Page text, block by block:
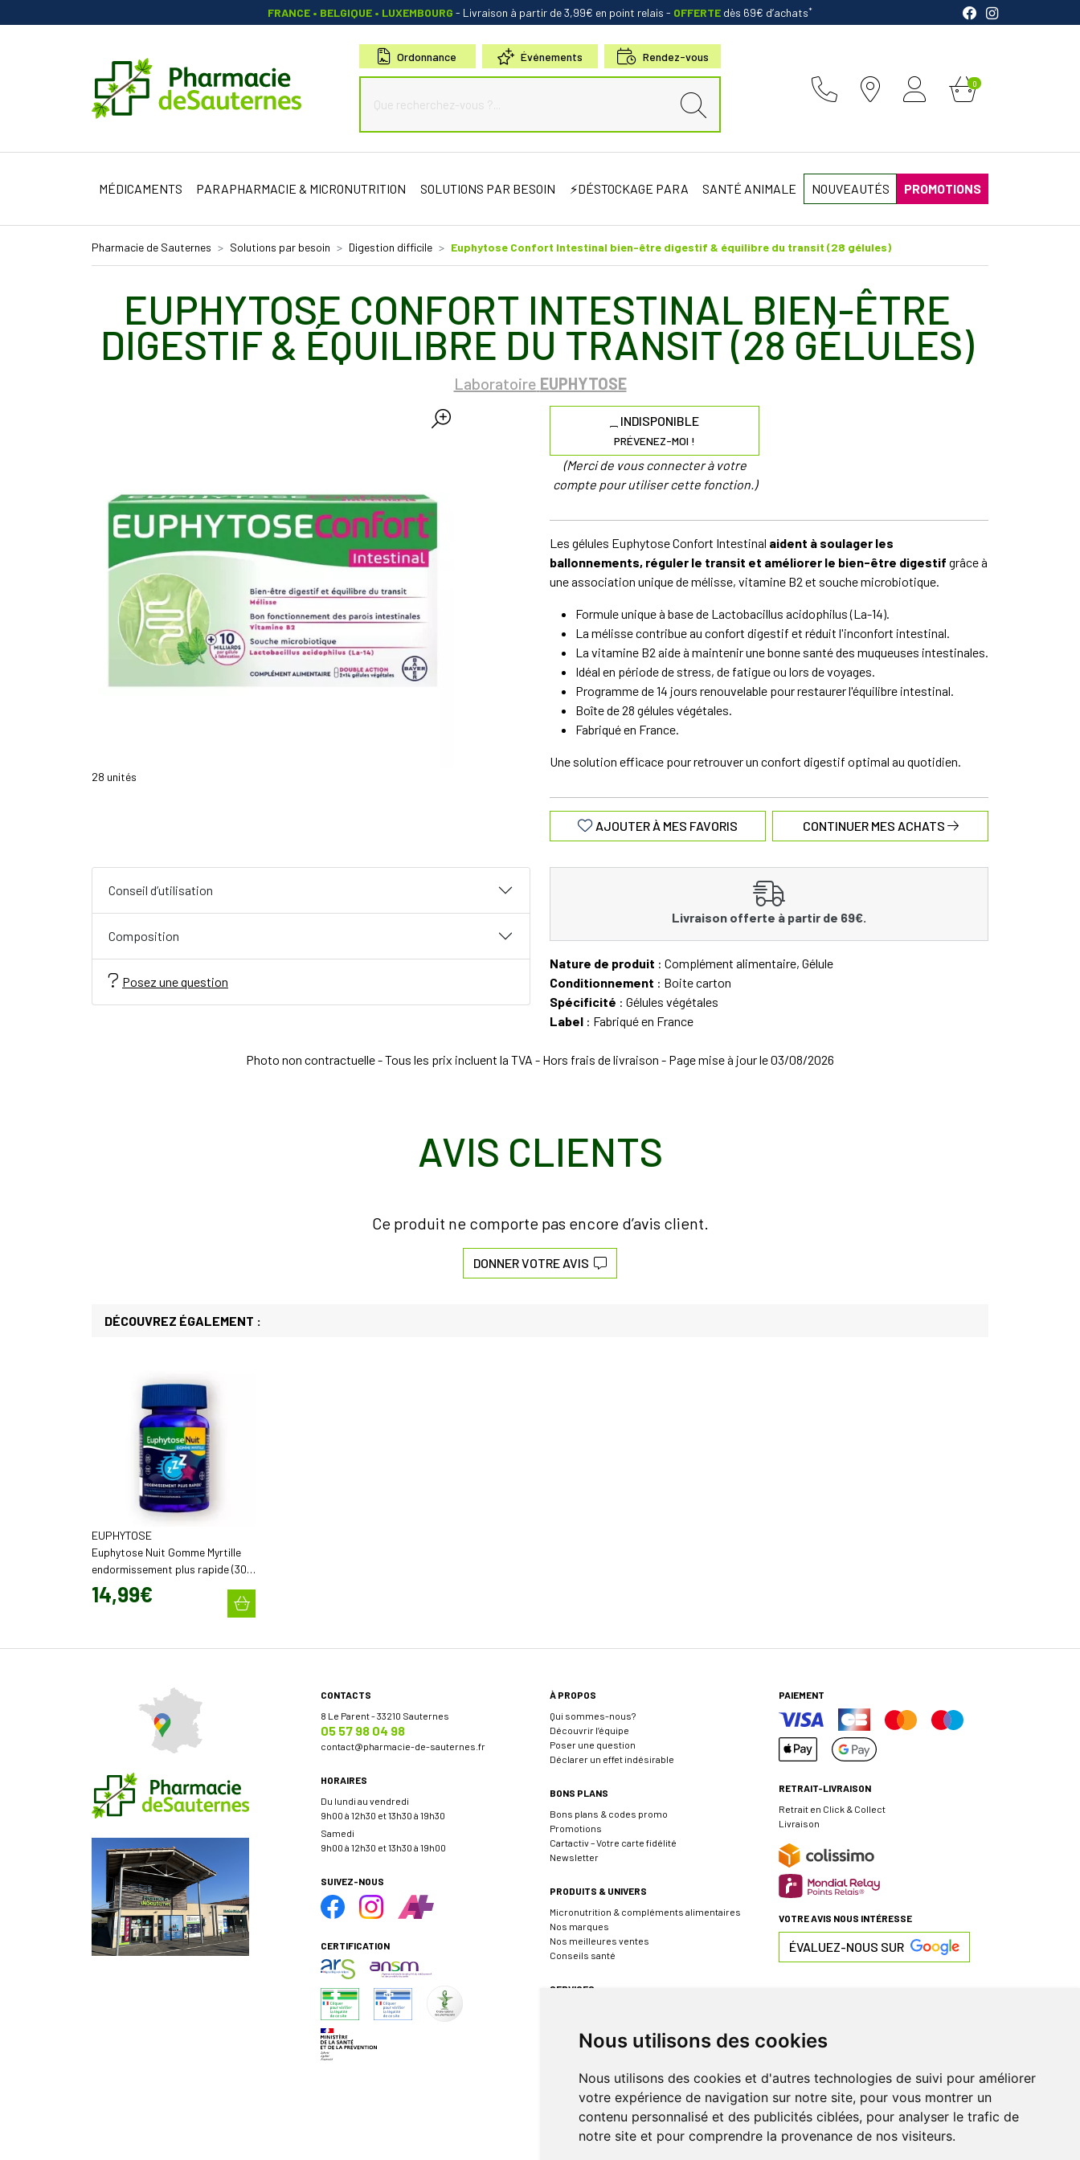
Nous utilisons des cookies
Nous utilisons des cookies et d'autres technologies de suivi pour améliorer
votre expérience de navigation sur notre site, pour vous montrer un
contenu personnalisé et des publicités ciblées, pour analyser le trafic de
notre site et pour comprendre la provenance de nos visiteurs.
FRANCE • BELGIQUE • LUXEMBOURG - Livraison à partir de 3,99€ en point relais - OFFERTE dès 69€ d’achats*
Pharmacie de Sauternes Votre pharmacie en ligne à votre service
Ordonnance Événements Rendez-vous
0
MÉDICAMENTS PARAPHARMACIE & MICRONUTRITION SOLUTIONS PAR BESOIN ⚡DÉSTOCKAGE PARA SANTÉ ANIMALE NOUVEAUTÉS PROMOTIONS
Pharmacie de Sauternes Solutions par besoin Digestion difficile Euphytose Confort Intestinal bien-être digestif & équilibre du transit (28 gélules)
EUPHYTOSE CONFORT INTESTINAL BIEN-ÊTRE
DIGESTIF & ÉQUILIBRE DU TRANSIT (28 GÉLULES)
Laboratoire EUPHYTOSE
28 unités
INDISPONIBLE
PRÉVENEZ-MOI !
(Merci de vous connecter à votre
compte pour utiliser cette fonction.)
Les gélules Euphytose Confort Intestinal aident à soulager les
ballonnements, réguler le transit et améliorer le bien-être digestif grâce à
une association unique de mélisse, vitamine B2 et souche microbiotique.
Formule unique à base de Lactobacillus acidophilus (La-14).
La mélisse contribue au confort digestif et réduit l'inconfort intestinal.
La vitamine B2 aide à maintenir une bonne santé des muqueuses intestinales.
Idéal en période de stress, de fatigue ou lors de voyages.
Programme de 14 jours renouvelable pour restaurer l'équilibre intestinal.
Boîte de 28 gélules végétales.
Fabriqué en France.
Une solution efficace pour retrouver un confort digestif optimal au quotidien.
AJOUTER À MES FAVORIS CONTINUER MES ACHATS
Conseil d’utilisation
Composition
Posez une question
Livraison offerte à partir de 69€.
Nature de produit : Complément alimentaire, Gélule
Conditionnement : Boite carton
Spécificité : Gélules végétales
Label : Fabriqué en France
Photo non contractuelle - Tous les prix incluent la TVA - Hors frais de livraison - Page mise à jour le 03/08/2026
AVIS CLIENTS
Ce produit ne comporte pas encore d’avis client.
DONNER VOTRE AVIS
DÉCOUVREZ ÉGALEMENT :
EUPHYTOSE
Euphytose Nuit Gomme Myrtille
endormissement plus rapide (30
gommes)
14,99€
CONTACTS
8 Le Parent - 33210 Sauternes
05 57 98 04 98
contact@pharmacie-de-sauternes.fr
HORAIRES
Du lundi au vendredi
9h00 à 12h30 et 13h30 à 19h30
Samedi
9h00 à 12h30 et 13h30 à 19h00
SUIVEZ-NOUS
CERTIFICATION
À PROPOS
Qui sommes-nous?
Découvrir l’équipe
Poser une question
Déclarer un effet indésirable
BONS PLANS
Bons plans & codes promo
Promotions
Cartactiv – Votre carte fidélité
Newsletter
PRODUITS & UNIVERS
Micronutrition & compléments alimentaires
Nos marques
Nos meilleures ventes
Conseils santé
SERVICES
Événements
INFORMATIONS
Rappel de produit
PAIEMENT
RETRAIT-LIVRAISON
Retrait en Click & Collect
Livraison
VOTRE AVIS NOUS INTÉRESSE
ÉVALUEZ-NOUS SUR